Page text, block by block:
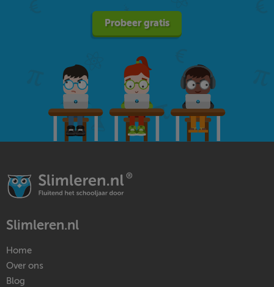
Probeer gratis
Slimleren.nl
Home
Over ons
Blog